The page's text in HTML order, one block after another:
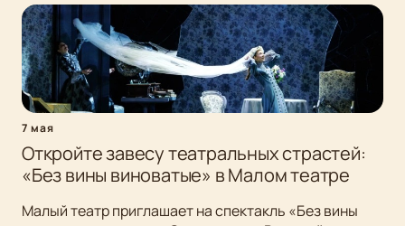
7 мая
Откройте завесу театральных страстей:
«Без вины виноватые» в Малом театре
Малый театр приглашает на спектакль «Без вины